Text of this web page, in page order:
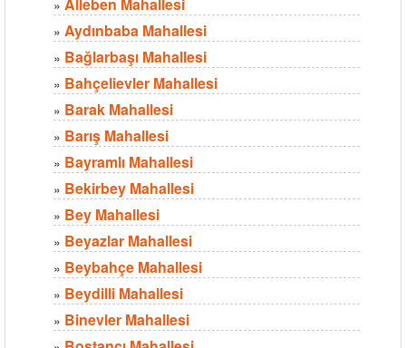
»
» Aydınbaba Mahallesi
» Bağlarbaşı Mahallesi
» Bahçelievler Mahallesi
» Barak Mahallesi
» Barış Mahallesi
» Bayramlı Mahallesi
» Bekirbey Mahallesi
» Bey Mahallesi
» Beyazlar Mahallesi
» Beybahçe Mahallesi
» Beydilli Mahallesi
» Binevler Mahallesi